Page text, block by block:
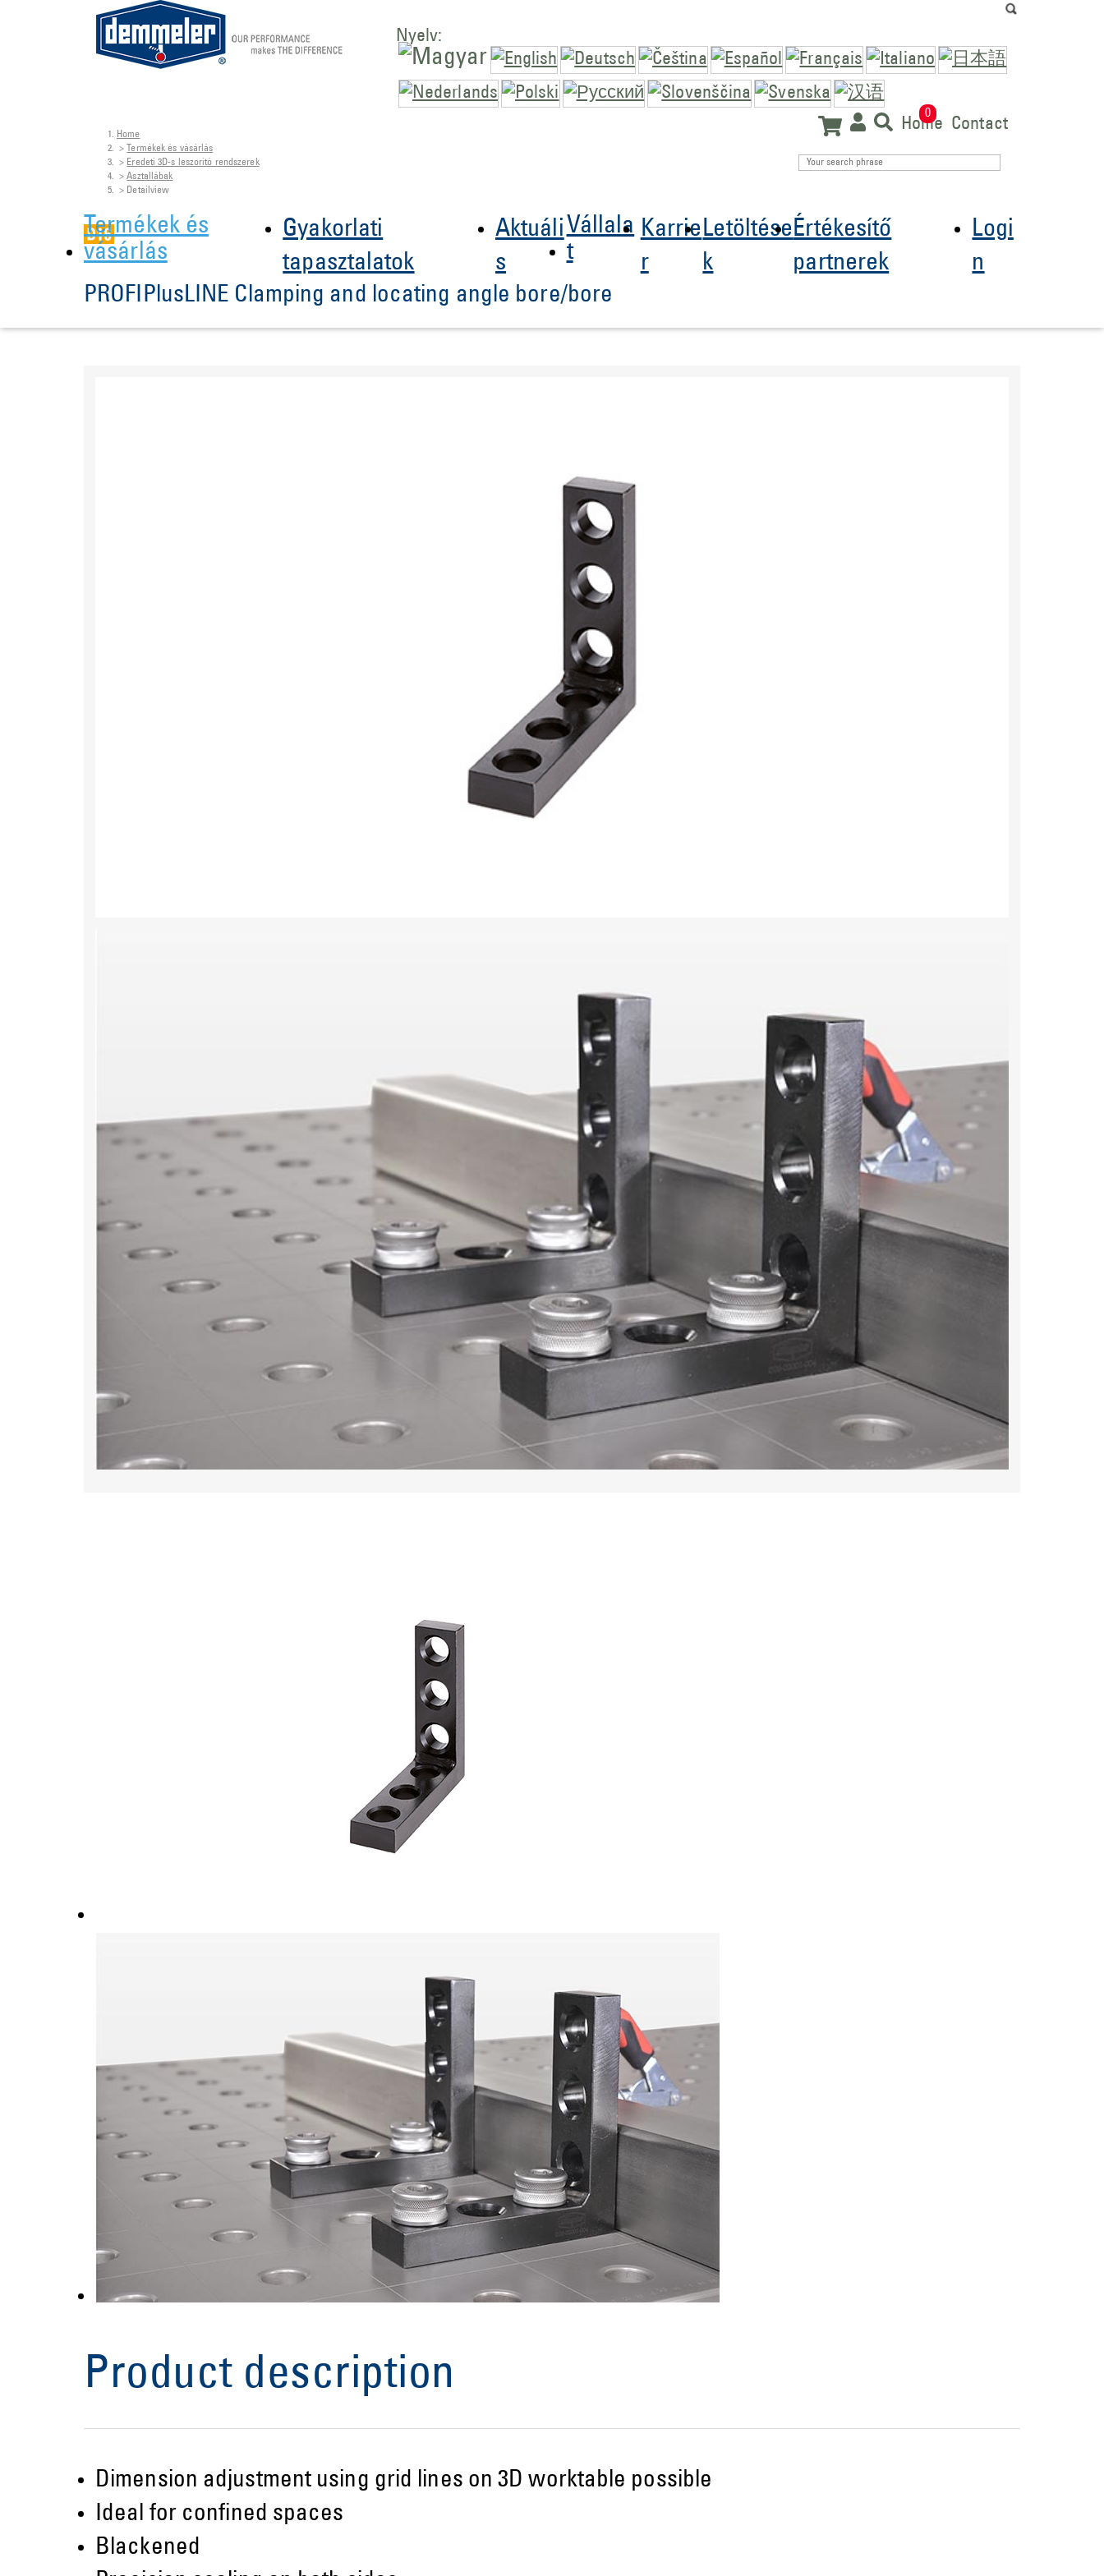
Skip to main content
Nyelv:
0
Home Contact
Termékek és
vásárlás
Gyakorlati
tapasztalatok
Aktuáli
s
Vállala
t
Karrie
r
Letöltése
k
Értékesítő
partnerek
Logi
n
You are here:
Home
Termékek és vásárlás
Eredeti 3D-s leszorító rendszerek
Asztallábak
Detailview
PROFIPlusLINE Clamping and locating angle bore/bore
Product description
Dimension adjustment using grid lines on 3D worktable possible
Ideal for confined spaces
Blackened